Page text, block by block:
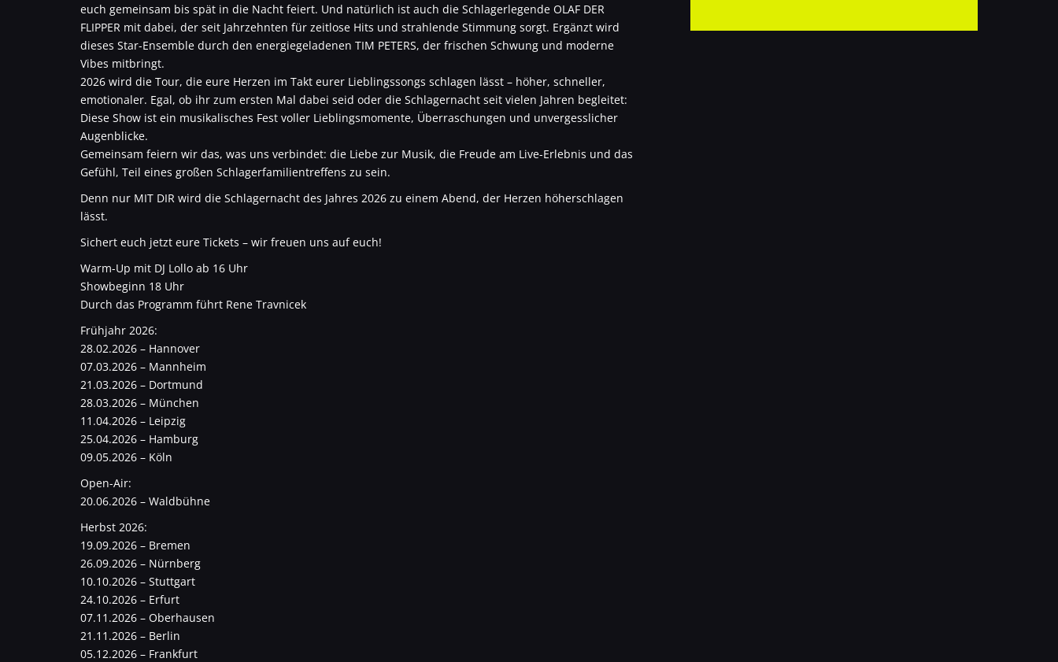
euch gemeinsam bis spät in die Nacht feiert. Und natürlich ist auch die Schlagerlegende OLAF DER
FLIPPER mit dabei, der seit Jahrzehnten für zeitlose Hits und strahlende Stimmung sorgt. Ergänzt wird
dieses Star-Ensemble durch den energiegeladenen TIM PETERS, der frischen Schwung und moderne
Vibes mitbringt.
2026 wird die Tour, die eure Herzen im Takt eurer Lieblingssongs schlagen lässt – höher, schneller,
emotionaler. Egal, ob ihr zum ersten Mal dabei seid oder die Schlagernacht seit vielen Jahren begleitet:
Diese Show ist ein musikalisches Fest voller Lieblingsmomente, Überraschungen und unvergesslicher
Augenblicke.
Gemeinsam feiern wir das, was uns verbindet: die Liebe zur Musik, die Freude am Live-Erlebnis und das
Gefühl, Teil eines großen Schlagerfamilientreffens zu sein.
Denn nur MIT DIR wird die Schlagernacht des Jahres 2026 zu einem Abend, der Herzen höherschlagen
lässt.
Sichert euch jetzt eure Tickets – wir freuen uns auf euch!
Warm-Up mit DJ Lollo ab 16 Uhr
Showbeginn 18 Uhr
Durch das Programm führt Rene Travnicek
Frühjahr 2026:
28.02.2026 – Hannover
07.03.2026 – Mannheim
21.03.2026 – Dortmund
28.03.2026 – München
11.04.2026 – Leipzig
25.04.2026 – Hamburg
09.05.2026 – Köln
Open-Air:
20.06.2026 – Waldbühne
Herbst 2026:
19.09.2026 – Bremen
26.09.2026 – Nürnberg
10.10.2026 – Stuttgart
24.10.2026 – Erfurt
07.11.2026 – Oberhausen
21.11.2026 – Berlin
05.12.2026 – Frankfurt